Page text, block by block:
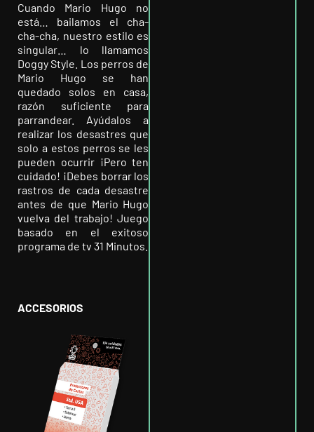
Cuando Mario Hugo no
está… bailamos el cha-
cha-cha, nuestro estilo es
singular… lo llamamos
Doggy Style. ​Los perros de
Mario Hugo se han
quedado solos en casa,
razón suficiente para
parrandear. Ayúdalos a
realizar los desastres que
solo a estos perros se les
pueden ocurrir ¡Pero ten
cuidado! ¡Debes borrar los
rastros de cada desastre
antes de que Mario Hugo
vuelva del trabajo! ​Juego
basado en el exitoso
programa de tv 31 Minutos.
ACCESORIOS